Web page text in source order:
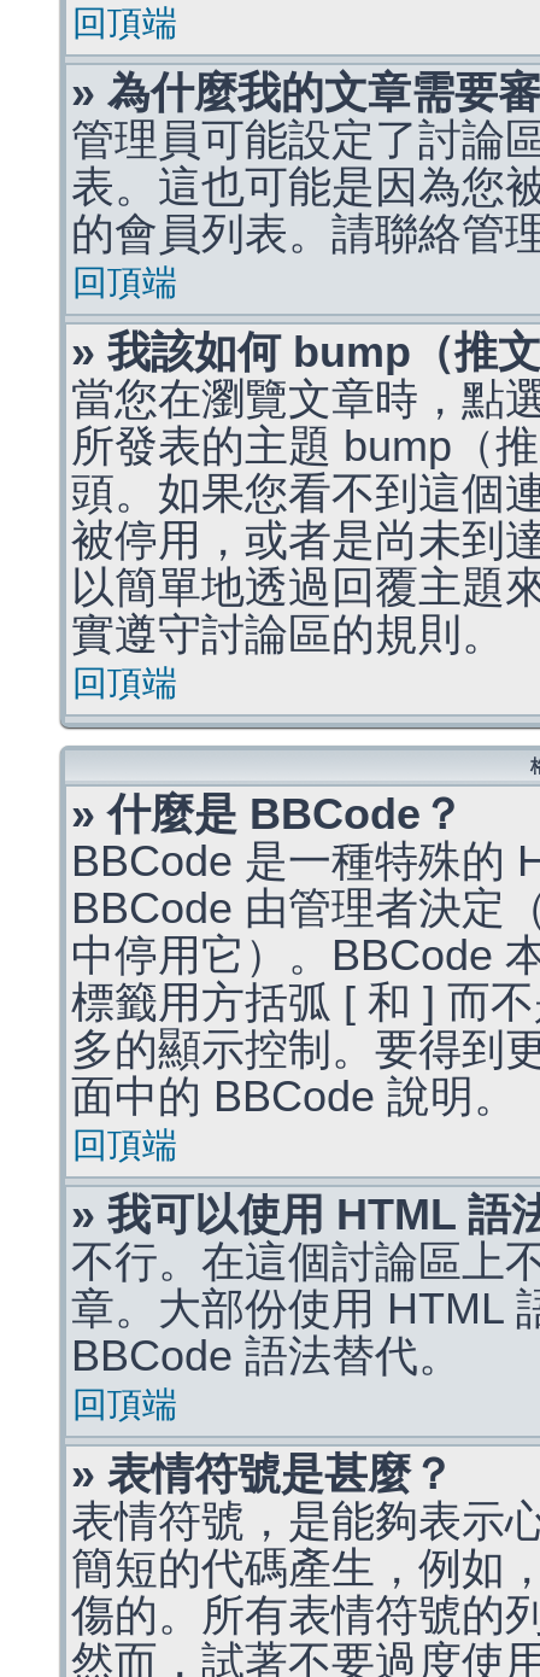
回頂端
» 為什麼我的文章需要
管理員可能設定了討論
表。這也可能是因為您
的會員列表。請聯絡管
回頂端
» 我該如何 bump（推
當您在瀏覽文章時，點
所發表的主題 bump（
頭。如果您看不到這個
被停用，或者是尚未到
以簡單地透過回覆主題
實遵守討論區的規則。
回頂端
» 什麼是 BBCode？
BBCode 是一種特殊的
BBCode 由管理者決定
中停用它）。BBCode
標籤用方括弧 [ 和 ] 而
多的顯示控制。要得到
面中的 BBCode 說明。
回頂端
» 我可以使用 HTML 語
不行。在這個討論區上
章。大部份使用 HTML
BBCode 語法替代。
回頂端
» 表情符號是甚麼？
表情符號，是能夠表示
簡短的代碼產生，例如
傷的。所有表情符號的
然而，試著不要過度使